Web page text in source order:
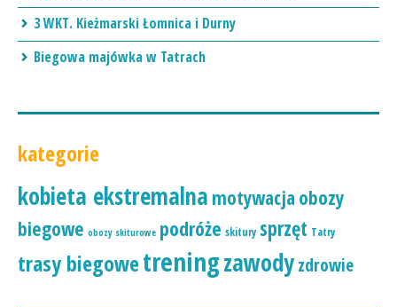
3 WKT. Kieżmarski Łomnica i Durny
Biegowa majówka w Tatrach
kategorie
kobieta ekstremalna motywacja obozy
biegowe obozy skiturowe podróże skitury sprzęt Tatry
trasy biegowetreningzawodyzdrowie